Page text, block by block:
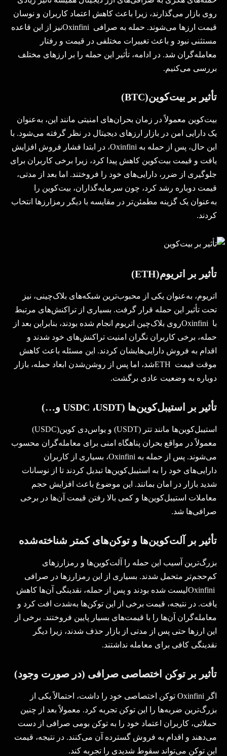
روی بازار می‌گذارند، زیرا باعث کاهش اعتماد کاربران و نوسان
قیمت ارزها می‌شوند. حمله به صرافی Oxinfiniنیز از این قاعده
مستثنی نبود و باعث تغییرات مختلفی در قیمت و رفتار
معامله‌گران شد. در ادامه، تأثیر این حمله را بر ارزهای مختلف
بررسی می‌کنیم.
تأثیر بر بیت‌کوین(BTC)
بیت‌کوین معمولاً در زمان بحران‌های امنیتی مانند این، به‌عنوان
یک دارایی امن در بازار ارزهای دیجیتال در نظر گرفته می‌شود. با
این حال، پس از حمله به Oxinfini، در ابتدا فشار فروش افزایش
یافت و قیمت بیت‌کوین کاهش پیدا کرد، زیرا برخی کاربران برای
جلوگیری از ضرر، دارایی‌های خود را فروختند. اما بعد از مدتی،
قیمت دوباره رشد کرد، چون سرمایه‌گذاران، بیت‌کوین را
به‌عنوان یک گزینه مطمئن‌تر در مقایسه با دیگر رمزارزها انتخاب
کردند.
تأثیر بر اتریوم(ETH)
اتریوم، به‌عنوان یکی از محبوب‌ترین شبکه‌های بلاک‌چینی، نیز
تحت تأثیر این حمله قرار گرفت. بسیاری از تراکنش‌های مرتبط
با Oxinfiniروی بلاک‌چین اتریوم انجام شده بودند، بنابراین بعد از
حمله، برخی کاربران نگران امنیت تراکنش‌های خود شدند و
اقدام به فروش دارایی‌هایشان کردند. این مسئله باعث کاهش
موقت قیمت ETHشد، اما پس از روشن‌شدن ابعاد حمله، بازار
دوباره به وضعیت عادی برگشت.
تأثیر بر استیبل‌کوین‌ها (USDT، USDC و…)
استیبل‌کوین‌ها مانند تتر (USDT) و یو‌اس‌دی کوین(USDC)
معمولاً در مواقع بحران پناهگاه امنی برای معامله‌گران محسوب
می‌شوند. پس از حمله به Oxinfini، بسیاری از کاربران
دارایی‌های خود را به استیبل‌کوین‌ها تبدیل کردند تا از نوسانات
شدید بازار در امان بمانند. این موضوع باعث افزایش حجم
معاملات استیبل‌کوین‌ها و کمی بالا رفتن قیمت آن‌ها در برخی
صرافی‌ها شد.
تأثیر بر آلت‌کوین‌ها و توکن‌های کمتر شناخته‌شده
بزرگ‌ترین آسیب این حمله را آلت‌کوین‌ها و رمزارزهای
کم‌حجم‌تر متحمل شدند. بسیاری از این رمزارزها در صرافی
Oxinfiniلیست شده بودند و پس از حمله، نقدینگی آن‌ها کاهش
یافت. در نتیجه، قیمت برخی از این توکن‌ها به‌شدت افت کرد و
معامله‌گران آن‌ها را با قیمت‌های بسیار پایین فروختند. برخی از
این ارزها حتی پس از مدتی از بازار حذف شدند، زیرا دیگر
نقدینگی کافی برای معامله نداشتند.
تأثیر بر توکن اختصاصی صرافی (در صورت وجود)
اگر Oxinfini توکن اختصاصی خود را داشت، احتمالاً یکی از
بزرگ‌ترین ضربه‌ها را این توکن تجربه کرد. معمولاً بعد از چنین
حملاتی، کاربران اعتماد خود را به توکن بومی صرافی از دست
می‌دهند و اقدام به فروش گسترده آن می‌کنند. در نتیجه، قیمت
این توکن می‌تواند سقوط شدیدی را تجربه کند.